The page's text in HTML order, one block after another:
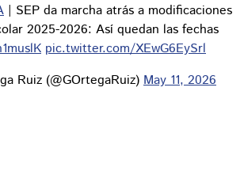
| SEP da marcha atrás a modificaciones
2025-2026: Así quedan las fechas
pic.twitter.com/XEwG6EySrl
Ruiz (@GOrtegaRuiz) May 11, 2026